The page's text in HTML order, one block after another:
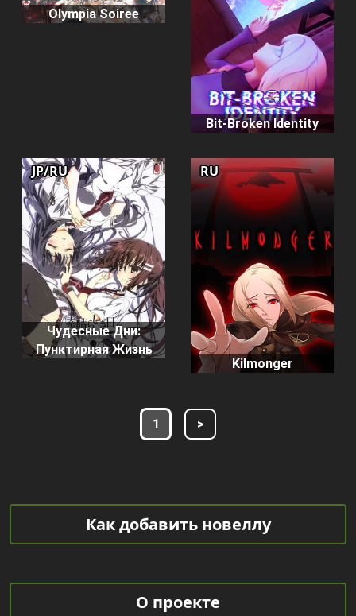
Olympia Soiree
Bit-Broken Identity
Чудесные Дни:
Пунктирная Жизнь
JP/RU
Kilmonger
RU
1 >
Как добавить новеллу
О проекте